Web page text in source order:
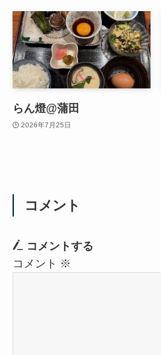
らん燈@蒲田
2026年7月25日
コメント
コメントする
コメント ※